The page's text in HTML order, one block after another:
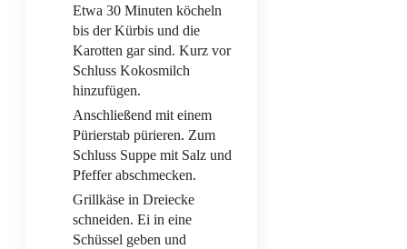
Etwa 30 Minuten köcheln
bis der Kürbis und die
Karotten gar sind. Kurz vor
Schluss Kokosmilch
hinzufügen.
Anschließend mit einem
Pürierstab pürieren. Zum
Schluss Suppe mit Salz und
Pfeffer abschmecken.
Grillkäse in Dreiecke
schneiden. Ei in eine
Schüssel geben und